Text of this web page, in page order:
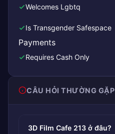
Welcomes Lgbtq
Is Transgender Safespace
Payments
Requires Cash Only
CÂU HỎI THƯỜNG GẶP
3D Film Cafe 213 ở đâu?